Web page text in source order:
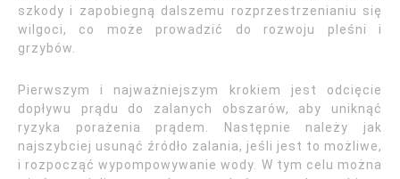
szkody i zapobiegną dalszemu rozprzestrzenianiu się
wilgoci, co może prowadzić do rozwoju pleśni i
grzybów.
Pierwszym i najważniejszym krokiem jest odcięcie
dopływu prądu do zalanych obszarów, aby uniknąć
ryzyka porażenia prądem. Następnie należy jak
najszybciej usunąć źródło zalania, jeśli jest to możliwe,
i rozpocząć wypompowywanie wody. W tym celu można